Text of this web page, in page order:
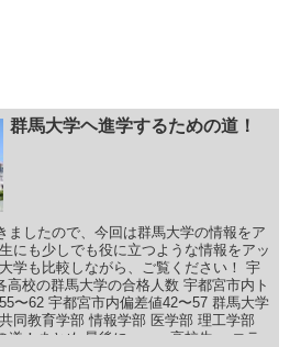
群馬大学ヘ進学するための道！
ましたので、今回は群馬大学の情報をア
にも少しでも役に立つような情報をアッ
学も比較しながら、ご覧ください！ 宇
校の群馬大学の合格人数 宇都宮市内ト
〜62 宇都宮市内偏差値42〜57 群馬大学
同教育学部 情報学部 医学部 理工学部
道！まとめ 最後に・・・高校生へ コラ